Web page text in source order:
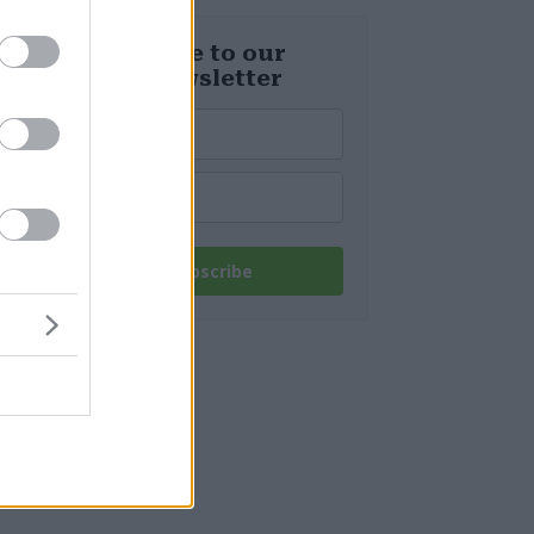
Subscribe to our
daily newsletter
Subscribe